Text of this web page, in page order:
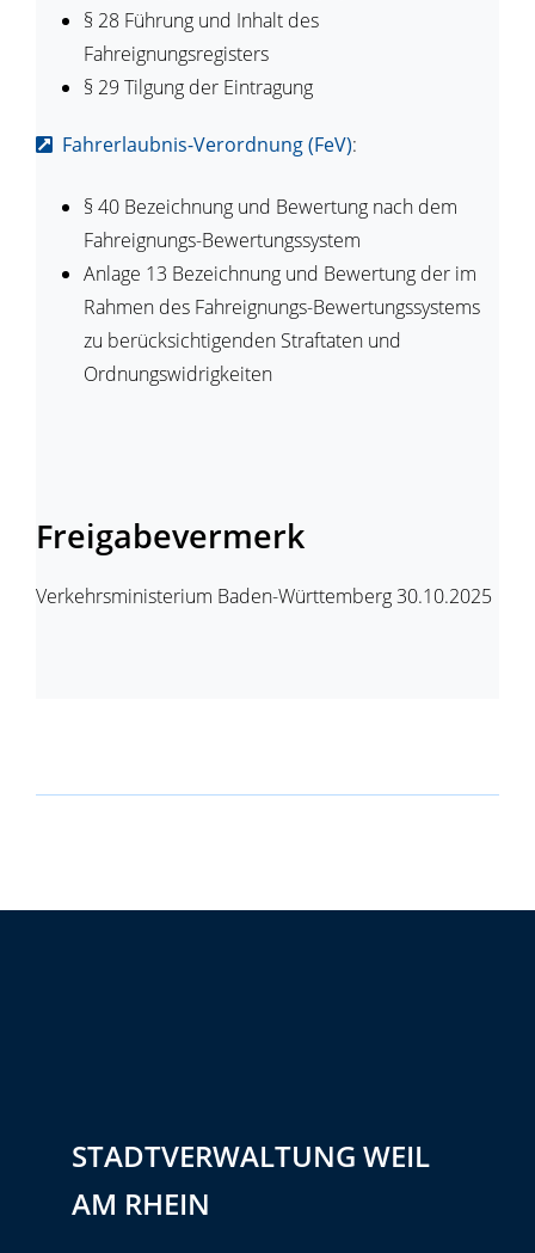
§ 28 Führung und Inhalt des
Fahreignungsregisters
§ 29 Tilgung der Eintragung
Fahrerlaubnis-Verordnung (FeV):
§ 40 Bezeichnung und Bewertung nach dem
Fahreignungs-Bewertungssystem
Anlage 13 Bezeichnung und Bewertung der im
Rahmen des Fahreignungs-Bewertungssystems
zu berücksichtigenden Straftaten und
Ordnungswidrigkeiten
Freigabevermerk
Verkehrsministerium Baden-Württemberg30.10.2025
STADTVERWALTUNG WEIL
AM RHEIN